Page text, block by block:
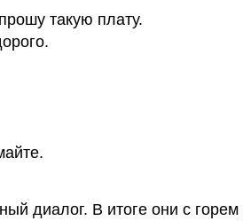
такую плату.
диалог. В итоге они с